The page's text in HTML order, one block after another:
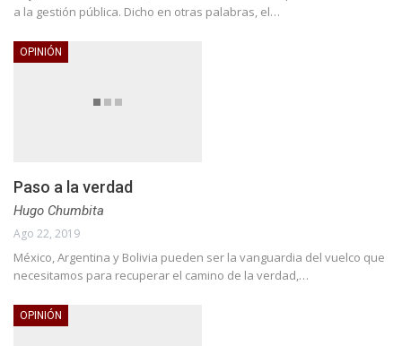
a la gestión pública. Dicho en otras palabras, el…
OPINIÓN
Paso a la verdad
Hugo Chumbita
Ago 22, 2019
México, Argentina y Bolivia pueden ser la vanguardia del vuelco que
necesitamos para recuperar el camino de la verdad,…
OPINIÓN